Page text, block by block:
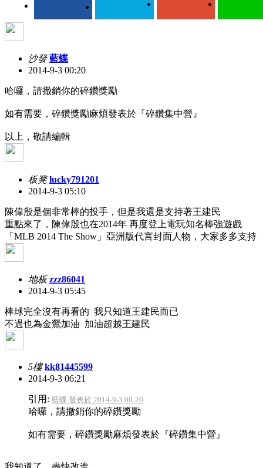
沙發 藍蝶
2014-9-3 00:20
哈囉，請撤銷你的碎鑽獎勵
如有需要，碎鑽獎勵麻煩發表於『碎鑽集中營』
以上，敬請編輯
板凳 lucky791201
2014-9-3 05:10
陳偉殷是個非常棒的投手，但是我還是支持著王建民
重點來了，陳偉殷也在2014年 再度登上電玩知名棒強遊戲
「MLB 2014 The Show」亞洲版代言封面人物，大家多多支持
地板 zzz86041
2014-9-3 05:45
棒球完全沒有再看的 我只知道王建民而已
不過也為金鶯加油 加油超越王建民
5樓 kk81445599
2014-9-3 06:21
引用: 藍蝶 發表於 2014-9-3 00:20
哈囉，請撤銷你的碎鑽獎勵
如有需要，碎鑽獎勵麻煩發表於『碎鑽集中營』